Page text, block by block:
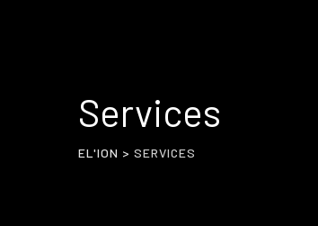
Services
EL'ION > SERVICES